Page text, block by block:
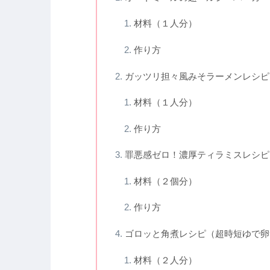
材料（１人分）
作り方
ガッツリ担々風みそラーメンレシピ
材料（１人分）
作り方
罪悪感ゼロ！濃厚ティラミスレシピ
材料（２個分）
作り方
ゴロッと角煮レシピ（超時短ゆで
材料（２人分）